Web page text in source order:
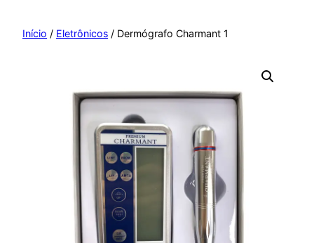
paraInício / Eletrônicos / Dermógrafo Charmant 1